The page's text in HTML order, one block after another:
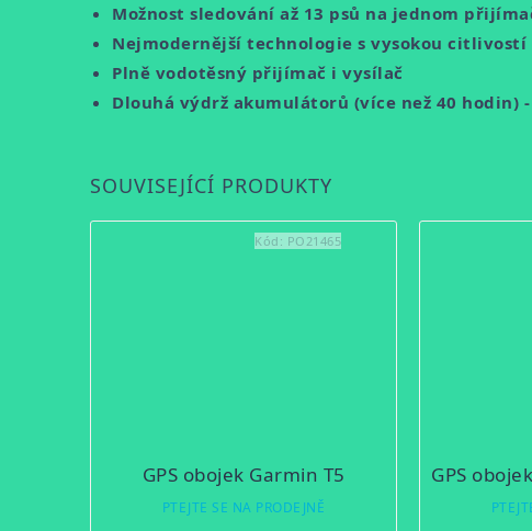
Možnost sledování až 13 psů na jednom
Nejmodernější technologie s vysokou citlivostí
Plně vodotěsný přijímač i vysílač
Dlouhá výdrž akumulátorů (více než 40
SOUVISEJÍCÍ PRODUKTY
GPS obojek Garmin T5
PTEJTE SE NA PRODEJNĚ
Kód: PO21465